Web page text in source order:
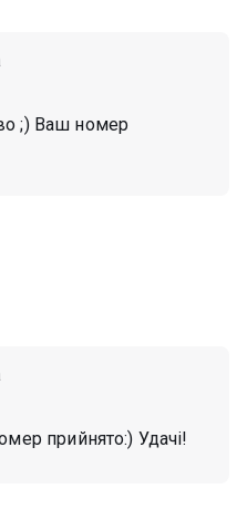
;) Ваш номер
прийнято:) Удачі!